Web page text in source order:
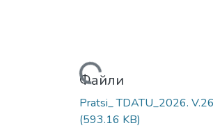
Вантажиться...Файли
Pratsi_ TDATU_2026.
(593.16 KB)